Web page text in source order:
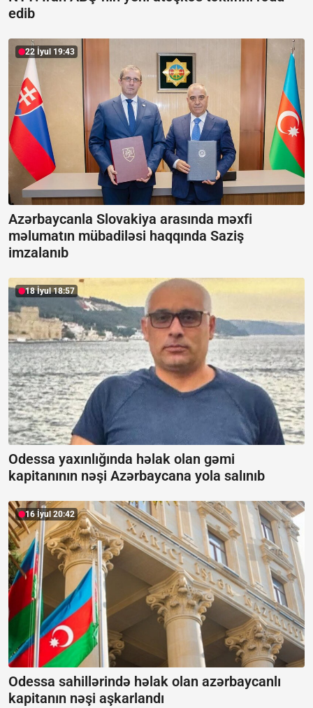
edib
22 İyul 19:43
Azərbaycanla Slovakiya arasında məxfi
məlumatın mübadiləsi haqqında Saziş
imzalanıb
18 İyul 18:57
Odessa yaxınlığında həlak olan gəmi
kapitanının nəşi Azərbaycana yola salınıb
16 İyul 20:42
Odessa sahillərində həlak olan azərbaycanlı
kapitanın nəşi aşkarlandı